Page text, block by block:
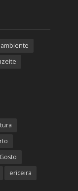
ambiente
ericeira